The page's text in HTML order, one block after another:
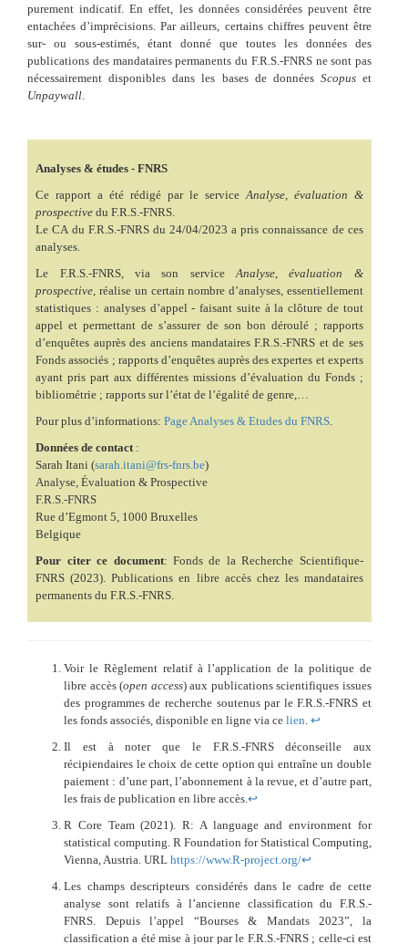
purement indicatif. En effet, les données considérées peuvent être
entachées d’imprécisions. Par ailleurs, certains chiffres peuvent être
sur- ou sous-estimés, étant donné que toutes les données des
publications des mandataires permanents du F.R.S.-FNRS ne sont pas
nécessairement disponibles dans les bases de données Scopuset
Unpaywall
Analyses & études - FNRS
Ce rapport a été rédigé par le serviceAnalyse, évaluation &
prospective du F.R.S.-FNRS.
Le CA du F.R.S.-FNRS du 24/04/2023 a pris connaissance de ces
analyses.
Le F.R.S.-FNRS, via son serviceAnalyse, évaluation &
prospective, réalise un certain nombre d’analyses, essentiellement
statistiques : analyses d’appel - faisant suite à la clôture de tout
appel et permettant de s’assurer de son bon déroulé ; rapports
d’enquêtes auprès des anciens mandataires F.R.S.-FNRS et de ses
Fonds associés ; rapports d’enquêtes auprès des expertes et experts
ayant pris part aux différentes missions d’évaluation du Fonds ;
bibliométrie ; rapports sur l’état de l’égalité de genre,…
Pour plus d’informations:Page Analyses & Etudes du FNRS.
Données de contact:
Sarah Itani (sarah.itani@frs-fnrs.be)
Analyse, Évaluation & Prospective
F.R.S.-FNRS
Rue d’Egmont 5, 1000 Bruxelles
Belgique
Pour citer ce document: Fonds de la Recherche Scientifique-
FNRS (2023). Publications en libre accès chez les mandataires
permanents du F.R.S.-FNRS.
Voir le Règlement relatif à l’application de la politique de
libre accès (open access) aux publications scientifiques issues
des programmes de recherche soutenus par le F.R.S.-FNRS et
les fonds associés, disponible en ligne via ce lien ↩︎
Il est à noter que le F.R.S.-FNRS déconseille aux
récipiendaires le choix de cette option qui entraîne un double
paiement : d’une part, l’abonnement à la revue, et d’autre part,
les frais de publication en libre accès. ↩︎
R Core Team (2021). R: A language and environment for
statistical computing. R Foundation for Statistical Computing,
Vienna, Austria. URL https://www.R-project.org/↩︎
Les champs descripteurs considérés dans le cadre de cette
analyse sont relatifs à l’ancienne classification du F.R.S.-
FNRS. Depuis l’appel “Bourses & Mandats 2023”, la
classification a été mise à jour par le F.R.S.-FNRS ; celle-ci est